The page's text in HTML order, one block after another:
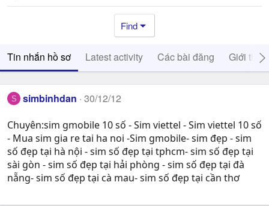
Find
Tin nhắn hồ sơ Latest activity Các bài đăng Giới thiệu
S simbinhdan 30/12/12
Chuyên:sim gmobile 10 số - Sim viettel - Sim viettel 10 số
- Mua sim gia re tai ha noi -Sim gmobile- sim đẹp - sim
số đẹp tại hà nội - sim số đẹp tại tphcm- sim số đẹp tại
sài gòn - sim số đẹp tại hải phòng - sim số đẹp tại đà
nẵng- sim số đẹp tại cà mau- sim số đẹp tại cần thơ